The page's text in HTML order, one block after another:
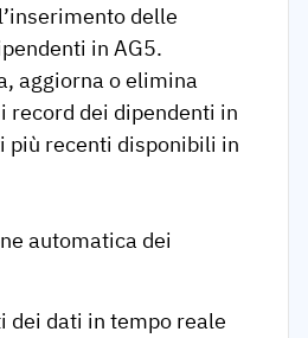
delle
in AG5.
aggiorna o elimina
record dei dipendenti in
più recenti disponibili in
automatica dei
dei dati in tempo reale